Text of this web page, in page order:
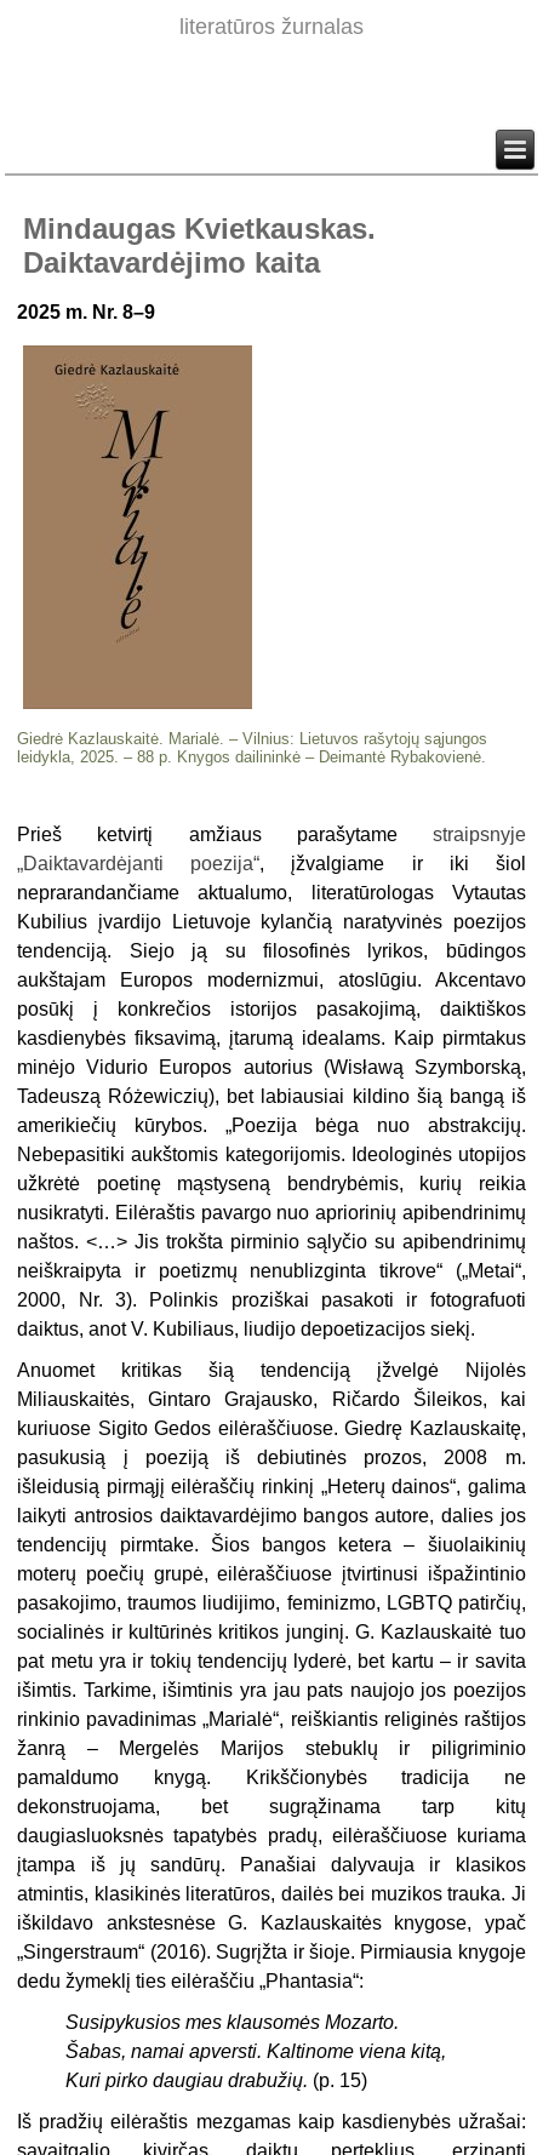
literatūros žurnalas
Mindaugas Kvietkauskas.
Daiktavardėjimo kaita
2025 m. Nr. 8–9
Giedrė Kazlauskaitė. Marialė. – Vilnius: Lietuvos rašytojų sąjungos
leidykla, 2025. – 88 p. Knygos dailininkė – Deimantė Rybakovienė.
Prieš ketvirtį amžiaus parašytame straipsnyje
„Daiktavardėjanti poezija“, įžvalgiame ir iki šiol
neprarandančiame aktualumo, literatūrologas Vytautas
Kubilius įvardijo Lietuvoje kylančią naratyvinės poezijos
tendenciją. Siejo ją su filosofinės lyrikos, būdingos
aukštajam Europos modernizmui, atoslūgiu. Akcentavo
posūkį į konkrečios istorijos pasakojimą, daiktiškos
kasdienybės fiksavimą, įtarumą idealams. Kaip pirmtakus
minėjo Vidurio Europos autorius (Wisławą Szymborską,
Tadeuszą Różewiczių), bet labiausiai kildino šią bangą iš
amerikiečių kūrybos. „Poezija bėga nuo abstrakcijų.
Nebepasitiki aukštomis kategorijomis. Ideologinės utopijos
užkrėtė poetinę mąstyseną bendrybėmis, kurių reikia
nusikratyti. Eilėraštis pavargo nuo apriorinių apibendrinimų
naštos. <…> Jis trokšta pirminio sąlyčio su apibendrinimų
neiškraipyta ir poetizmų nenublizginta tikrove“ („Metai“,
2000, Nr. 3). Polinkis proziškai pasakoti ir fotografuoti
daiktus, anot V. Kubiliaus, liudijo depoetizacijos siekį.
Anuomet kritikas šią tendenciją įžvelgė Nijolės
Miliauskaitės, Gintaro Grajausko, Ričardo Šileikos, kai
kuriuose Sigito Gedos eilėraščiuose. Giedrę Kazlauskaitę,
pasukusią į poeziją iš debiutinės prozos, 2008 m.
išleidusią pirmąjį eilėraščių rinkinį „Heterų dainos“, galima
laikyti antrosios daiktavardėjimo bangos autore, dalies jos
tendencijų pirmtake. Šios bangos ketera – šiuolaikinių
moterų poečių grupė, eilėraščiuose įtvirtinusi išpažintinio
pasakojimo, traumos liudijimo, feminizmo, LGBTQ patirčių,
socialinės ir kultūrinės kritikos junginį. G. Kazlauskaitė tuo
pat metu yra ir tokių tendencijų lyderė, bet kartu – ir savita
išimtis. Tarkime, išimtinis yra jau pats naujojo jos poezijos
rinkinio pavadinimas „Marialė“, reiškiantis religinės raštijos
žanrą – Mergelės Marijos stebuklų ir piligriminio
pamaldumo knygą. Krikščionybės tradicija ne
dekonstruojama, bet sugrąžinama tarp kitų
daugiasluoksnės tapatybės pradų, eilėraščiuose kuriama
įtampa iš jų sandūrų. Panašiai dalyvauja ir klasikos
atmintis, klasikinės literatūros, dailės bei muzikos trauka. Ji
iškildavo ankstesnėse G. Kazlauskaitės knygose, ypač
„Singerstraum“ (2016). Sugrįžta ir šioje. Pirmiausia knygoje
dedu žymeklį ties eilėraščiu „Phantasia“:
Susipykusios mes klausomės Mozarto.
Šabas, namai apversti. Kaltinome viena kitą,
Kuri pirko daugiau drabužių. (p. 15)
Iš pradžių eilėraštis mezgamas kaip kasdienybės užrašai:
savaitgalio kivirčas, daiktų perteklius, erzinanti